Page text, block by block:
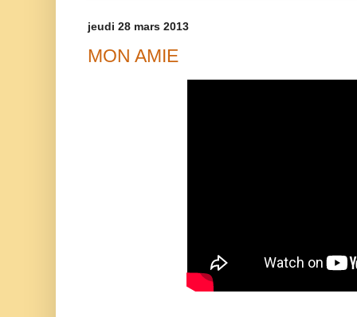
jeudi 28 mars 2013
MON AMIE